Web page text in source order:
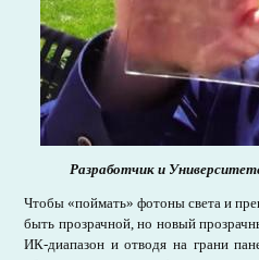
Разработчик и
Чтобы «поймать» фотоны света и
быть прозрачной, но новый
ИК-диапазон и отводя на грани